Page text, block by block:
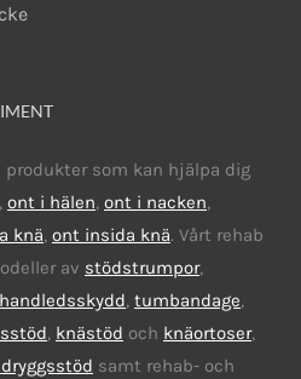
som kan hjälpa dig
, ont i hälen, ont i nacken,
knä, ont insida knä. Vårt rehab
av stödstrumpor,
handledsskydd, tumbandage,
, knästöd och knäortoser,
samt rehab- och